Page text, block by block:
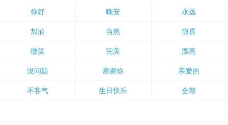
你好 晚安 永远
加油 当然 惊喜
微笑 完美 漂亮
没问题 谢谢你 亲爱的
不客气 生日快乐 全部